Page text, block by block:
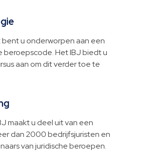
bent u onderworpen aan een
beroepscode. Het IBJ biedt u
aan om dit verder toe te
maakt u deel uit van een
dan 2000 bedrijfsjuristen en
van juridische beroepen.